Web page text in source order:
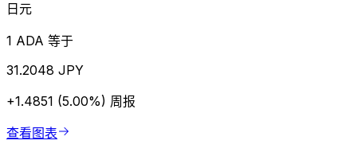
日元
1 ADA 等于
31.2048 JPY
+1.4851 (5.00%) 周报
查看图表